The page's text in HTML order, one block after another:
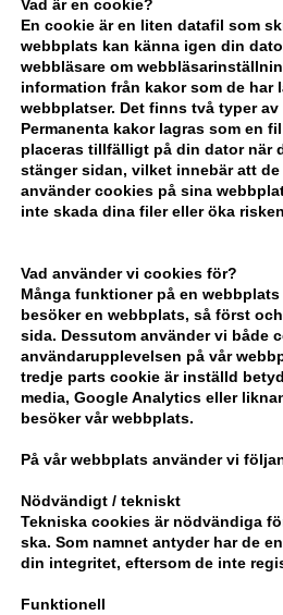
Vad är en cookie?
En cookie är en liten datafil som
webbplats kan känna igen din
webbläsare om
information från kakor som de har
webbplatser. Det finns två typer
Permanenta kakor lagras som en
placeras tillfälligt på din dator när
stänger sidan, vilket innebär att
använder cookies på sina
inte skada dina filer eller öka
Vad använder vi cookies för?
Många funktioner på en
besöker en webbplats, så först
sida. Dessutom använder vi både
användarupplevelsen på vår
tredje parts cookie är inställd
media, Google Analytics eller
besöker vår webbplats.
På vår webbplats använder vi
Nödvändigt / tekniskt
Tekniska cookies är nödvändiga
ska. Som namnet antyder har de
din integritet, eftersom de inte
Funktionell